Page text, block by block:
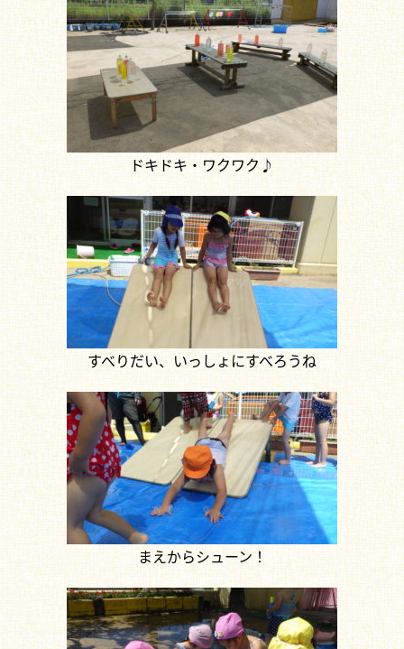
ドキドキ・ワクワク♪
すべりだい、いっしょにすべろうね
まえからシューン！